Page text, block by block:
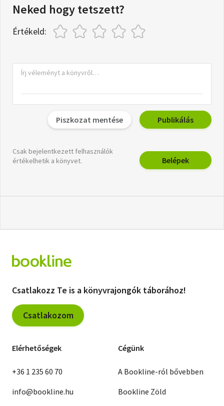
Neked hogy tetszett?
Értékeld:
Piszkozat mentése Publikálás
Csak bejelentkezett felhasználók
értékelhetik a könyvet.
Belépek
Csatlakozz Te is a könyvrajongók táborához!
Csatlakozom
Elérhetőségek
+36 1 235 60 70
info@bookline.hu
Cégünk
A Bookline-ról bővebben
Bookline Zöld